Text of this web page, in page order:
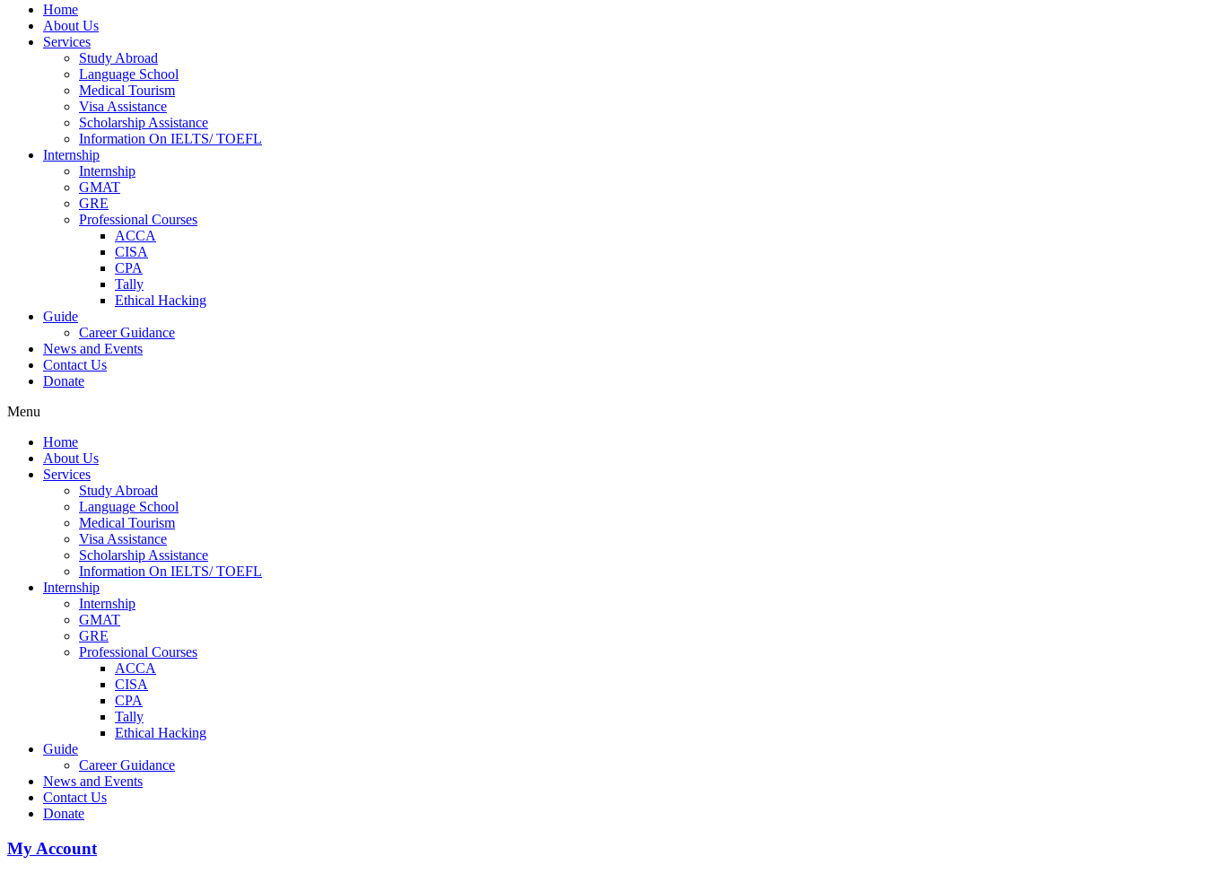
Home
About Us
Services
Study Abroad
Language School
Medical Tourism
Visa Assistance
Scholarship Assistance
Information On IELTS/ TOEFL
Internship
Internship
GMAT
GRE
Professional Courses
ACCA
CISA
CPA
Tally
Ethical Hacking
Guide
Career Guidance
News and Events
Contact Us
Donate
Menu
Home
About Us
Services
Study Abroad
Language School
Medical Tourism
Visa Assistance
Scholarship Assistance
Information On IELTS/ TOEFL
Internship
Internship
GMAT
GRE
Professional Courses
ACCA
CISA
CPA
Tally
Ethical Hacking
Guide
Career Guidance
News and Events
Contact Us
Donate
My Account